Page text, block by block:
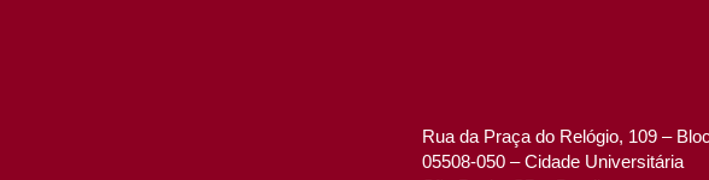
Rua da Praça do Relógio, 109 –
05508-050 – Cidade Universitária